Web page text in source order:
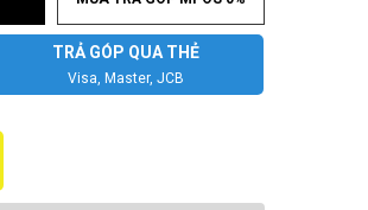
TRẢ GÓP QUA THẺ
Visa, Master, JCB